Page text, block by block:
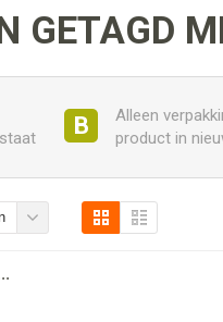
GETAGD
B
Alleen
product in